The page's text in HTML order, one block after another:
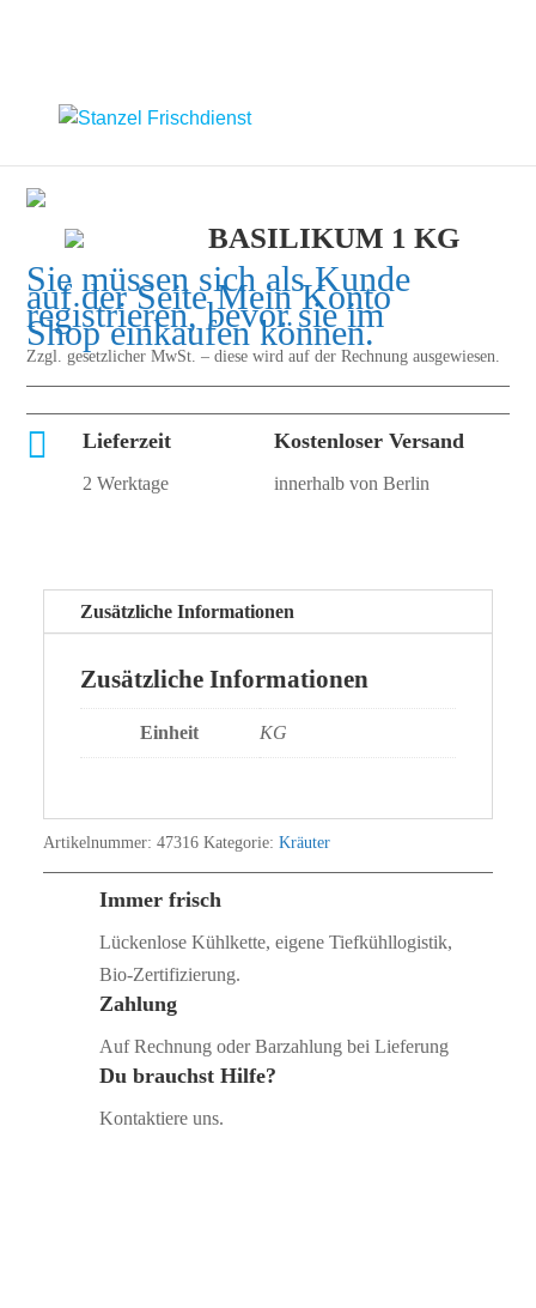
BASILIKUM 1 KG
Sie müssen sich als Kunde
auf der SeiteMein Konto
registrieren, bevor sie im
Shop einkaufen können.
Zzgl. gesetzlicher MwSt. – diese wird auf der Rechnung ausgewiesen.
 Lieferzeit
2 Werktage
Kostenloser Versand
innerhalb von Berlin
Zusätzliche Informationen
Zusätzliche Informationen
Einheit KG
Artikelnummer: 47316 Kategorie: Kräuter
Immer frisch
Lückenlose Kühlkette, eigene Tiefkühllogistik,
Bio‑Zertifizierung.
Zahlung
Auf Rechnung oder Barzahlung bei Lieferung
Du brauchst Hilfe?
Kontaktiere uns.